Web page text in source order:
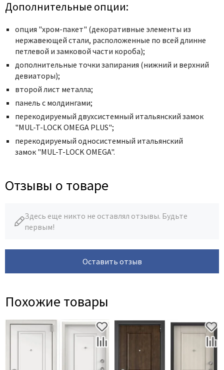
Profilo Porte
Protector
Regidoors
STR
Torex
Tupai
Uberture
Venezia Unique
Viporte
Дополнительные опции:
опция "хром-пакет" (декоративные элементы из
нержавеющей стали, расположенные по всей длинне
петлевой и замковой части короба);
дополнительные точки запирания (нижний и верхний
девиаторы);
второй лист металла;
панель с молдингами;
перекодируемый двухсистемный итальянский замок
"MUL-T-LOCK OMEGA PLUS";
перекодируемый односистемный итальянский
замок "MUL-T-LOCK OMEGA".
Отзывы о товаре
Здесь еще никто не оставлял отзывы. Будьте
первым!
Оставить отзыв
Похожие товары